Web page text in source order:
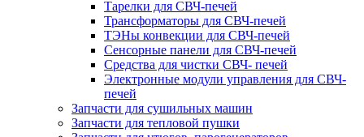
Тарелки для СВЧ-печей
Трансформаторы для СВЧ-печей
ТЭНы конвекции для СВЧ-печей
Сенсорные панели для СВЧ-печей
Средства для чистки СВЧ- печей
Электронные модули управления для СВЧ-
печей
Запчасти для сушильных машин
Запчасти для тепловой пушки